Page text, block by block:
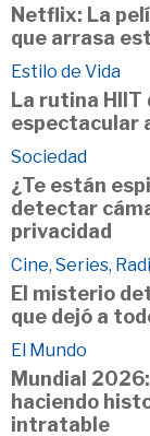
Netflix: La
que arrasa
Estilo de Vida
La rutina HIIT
espectacular
Sociedad
¿Te están
detectar
privacidad
Cine, Series,
El misterio
que dejó a
El Mundo
Mundial
haciendo
intratable